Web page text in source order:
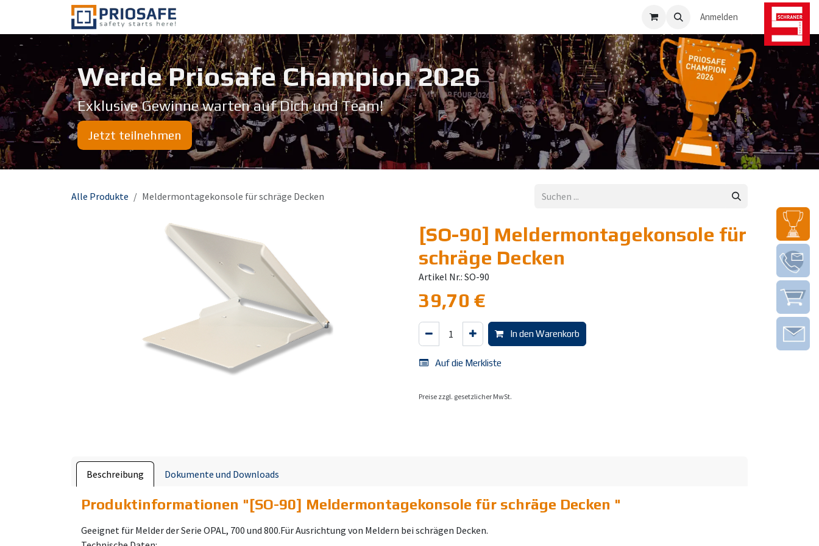
Zum Inhalt springen
Anmelden
Jetzt teilnehmen
Werde Priosafe Champion 20​26
Exklusive Gewinne warten auf Dich und Team!
Alle Produkte Meldermontagekonsole für schräge Decken
[SO-90] Meldermontagekonsole für
schräge Decken
Artikel Nr.: SO-90
39,70 €
In den Warenkorb
Auf die Merkliste
Preise zzgl. gesetzlicher MwSt.
Beschreibung Dokumente und Downloads
Produktinformationen "[SO-90] Meldermontagekonsole für schräge Decken "
Geeignet für Melder der Serie OPAL, 700 und 800.Für Ausrichtung von Meldern bei schrägen Decken.